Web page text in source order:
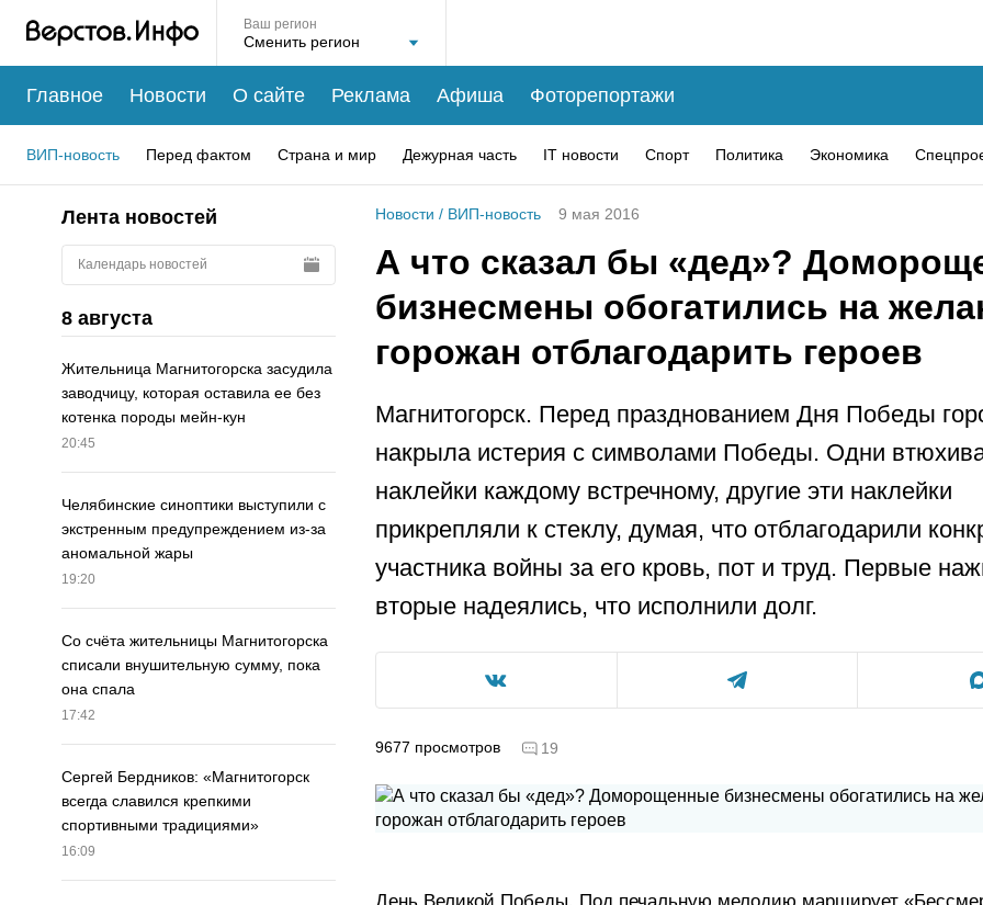
Ваш регион
Главное Новости О сайте Реклама Афиша Фоторепортажи
ВИП-новость Перед фактом Страна и мир Дежурная часть IT новости Спорт Политика Экономика
Лента новостей
Календарь новостей
8 августа
Жительница Магнитогорска засудила
заводчицу, которая оставила ее без
котенка породы мейн-кун
20:45
Челябинские синоптики выступили с
экстренным предупреждением из-за
аномальной жары
19:20
Со счёта жительницы Магнитогорска
списали внушительную сумму, пока
она спала
17:42
Сергей Бердников: «Магнитогорск
всегда славился крепкими
спортивными традициями»
16:09
Новости / ВИП-новость 9 мая 2016
А что сказал бы «дед»?
бизнесмены обогатились на
горожан отблагодарить героев
Магнитогорск. Перед празднованием Дня Победы
накрыла истерия с символами Победы. Одни
наклейки каждому встречному, другие эти наклейки
прикрепляли к стеклу, думая, что отблагодарили
участника войны за его кровь, пот и труд. Первые
вторые надеялись, что исполнили долг.
9677 просмотров 19
День Великой Победы. Под печальную мелодию марширует